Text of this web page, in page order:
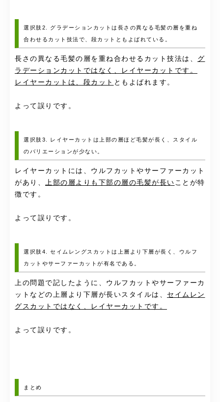
選択肢2. グラデーションカットは長さの異なる毛髪の層を重ね
合わせるカット技法で、段カットともよばれている。
長さの異なる毛髪の層を重ね合わせるカット技法は、 グ
ラデーションカットではなく、レイヤーカットです。
レイヤーカットは、段カット ともよばれます。
よって誤りです。
選択肢3. レイヤーカットは上部の層ほど毛髪が長く、スタイル
のバリエーションが少ない。
レイヤーカットには、ウルフカットやサーファーカット
があり、 上部の層よりも下部の層の毛髪が長い ことが特
徴です。
よって誤りです。
選択肢4. セイムレングスカットは上層より下層が長く、ウルフ
カットやサーファーカットが有名である。
上の問題で記したように、 ウルフカットやサーファーカ
ットなどの上層より下層が長いスタイルは、 セイムレン
グスカットではなく、レイヤーカットです。
よって誤りです。
まとめ